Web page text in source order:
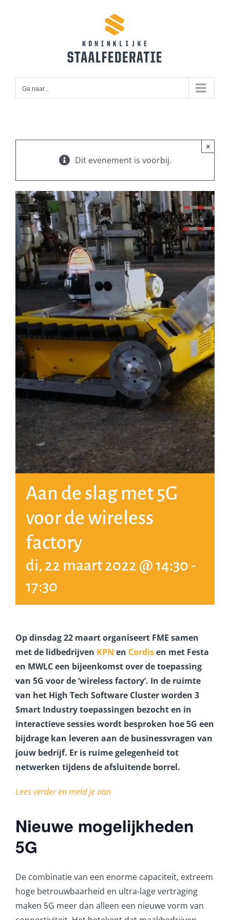
Ga naar...
Dit evenement is voorbij.
×
Aan de slag met 5G
voor de wireless
factory
di, 22 maart 2022 @ 14:30-
17:30
Op dinsdag 22 maart organiseert FME samen
met de lidbedrijven KPN en Cordisen met Festa
en MWLC een bijeenkomst over de toepassing
van 5G voor de ‘wireless factory’. In de ruimte
van het High Tech Software Cluster worden 3
Smart Industry toepassingen bezocht en in
interactieve sessies wordt besproken hoe 5G een
bijdrage kan leveren aan de businessvragen van
jouw bedrijf. Er is ruime gelegenheid tot
netwerken tijdens de afsluitende borrel.
Lees verder en meld je aan
Nieuwe mogelijkheden
5G
De combinatie van een enorme capaciteit, extreem
hoge betrouwbaarheid en ultra-lage vertraging
maken 5G meer dan alleen een nieuwe vorm van